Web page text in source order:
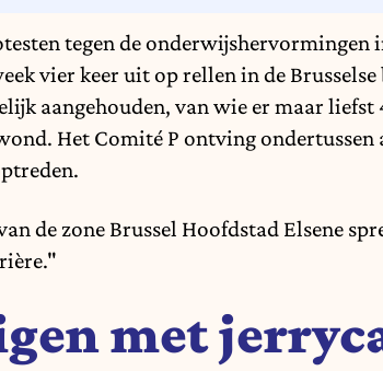
tegen de onderwijshervormingen
vier keer uit op rellen in de
aangehouden, van wie er maar
Het Comité P ontving ondertussen
de zone Brussel Hoofdstad Elsene
met